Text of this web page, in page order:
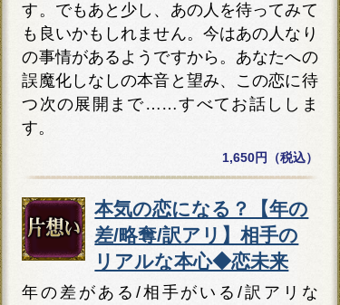
す。でもあと少し、あの人を待ってみて
も良いかもしれません。今はあの人なり
の事情があるようですから。あなたへの
誤魔化しなしの本音と望み、この恋に待
つ次の展開まで……すべてお話ししま
す。
1,650円（税込）
本気の恋になる？【年の
差/略奪/訳アリ】相手の
リアルな本心◆恋未来
年の差がある/相手がいる/訳アリな